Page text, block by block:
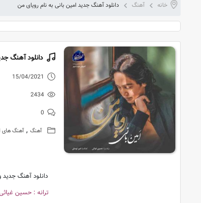
خانه آهنگ دانلود آهنگ جدید امین بانی به نام رویای من
دانلود آهنگ
15/04/2021
2434
0
آهنگ , آهنگ های
دانلود آهنگ جدید
ترانه : حسین